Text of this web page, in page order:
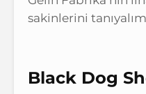
sakinlerini tanıyalım
Black Dog